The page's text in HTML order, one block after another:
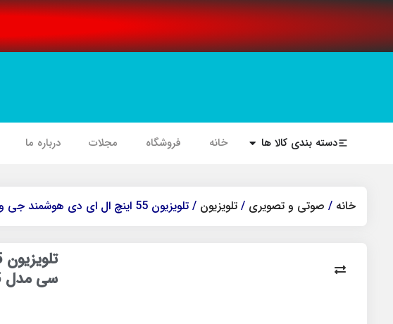
دسته بندی کالا ها خانه فروشگاه مجلات درباره ما
خانه / صوتی و تصویری / تلویزیون / تلویزیون 55 اینچ ال ای دی هوشمند جی وی سی مدل LT_55N7125
سی مدل LT_55N7125